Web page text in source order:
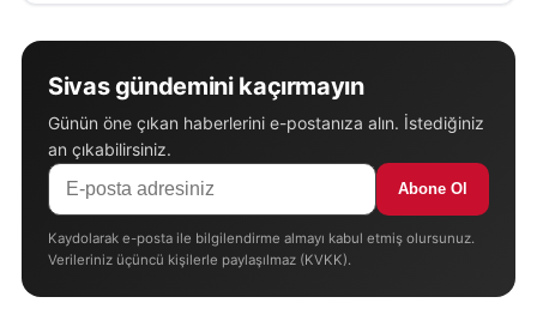
Sivas gündemini kaçırmayın
Günün öne çıkan haberlerini e-postanıza alın. İstediğiniz
an çıkabilirsiniz.
Abone Ol
Kaydolarak e-posta ile bilgilendirme almayı kabul etmiş olursunuz.
Verileriniz üçüncü kişilerle paylaşılmaz (KVKK).